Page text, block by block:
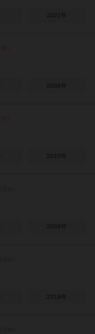
2021年
2006年
2015年
2009年
2019年